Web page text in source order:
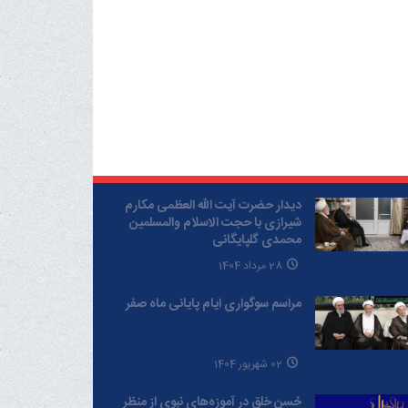
دیدار حضرت آیت الله العظمی مکارم
شیرازی با حجت الاسلام والمسلمین
محمدی گلپایگانی
28 مرداد 1404
مراسم سوگواری ایام پایانی ماه صفر
02 شهریور 1404
حُسن خلق در آموزه‌های نبوی از منظر